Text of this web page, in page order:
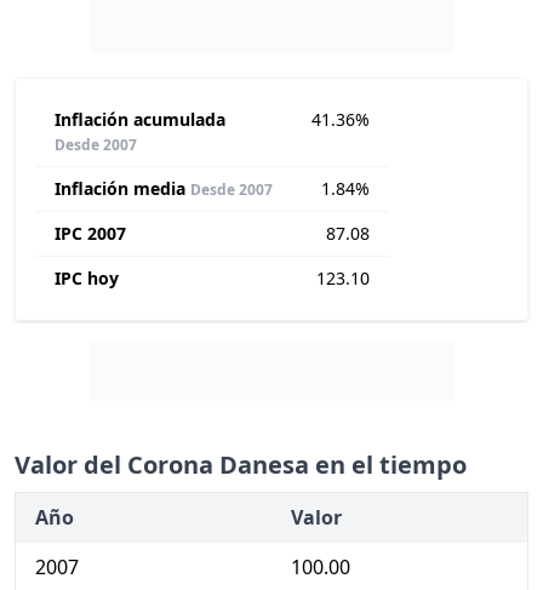
Inflación acumulada
Desde 2007
41.36%
Inflación media Desde 2007
1.84%
IPC 2007
87.08
IPC hoy
123.10
Valor del Corona Danesa en el tiempo
Año
Valor
2007
100.00